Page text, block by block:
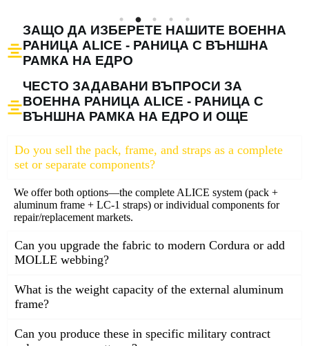
ЗАЩО ДА ИЗБЕРЕТЕ НАШИТЕ ВОЕННА
РАНИЦА ALICE - РАНИЦА С ВЪНШНА
РАМКА НА ЕДРО
ЧЕСТО ЗАДАВАНИ ВЪПРОСИ ЗА
ВОЕННА РАНИЦА ALICE - РАНИЦА С
ВЪНШНА РАМКА НА ЕДРО И ОЩЕ
Do you sell the pack, frame, and straps as a complete
set or separate components?
We offer both options—the complete ALICE system (pack +
aluminum frame + LC-1 straps) or individual components for
repair/replacement markets.
Can you upgrade the fabric to modern Cordura or add
MOLLE webbing?
What is the weight capacity of the external aluminum
frame?
Can you produce these in specific military contract